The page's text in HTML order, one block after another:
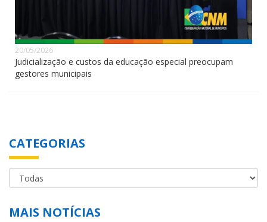
20/05/2026
Judicialização e custos da educação especial preocupam
gestores municipais
CATEGORIAS
MAIS NOTÍCIAS